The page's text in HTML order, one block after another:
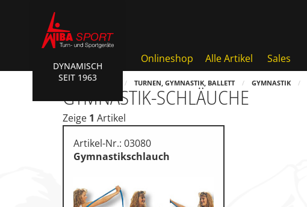
DYNAMISCH
SEIT 1963
Onlineshop Alle Artikel
Sales
Badminton, Faustball
Basketball Systeme
Bälle, Ballzubehör
Cube Sports
Fussball-, Handballtore
HOME TURNEN, GYMNASTIK, BALLETT GYMNASTIK
GYMNASTIK-SCHLÄUCHE
Zeige 1 Artikel
Artikel-Nr.: 03080
Gymnastikschlauch